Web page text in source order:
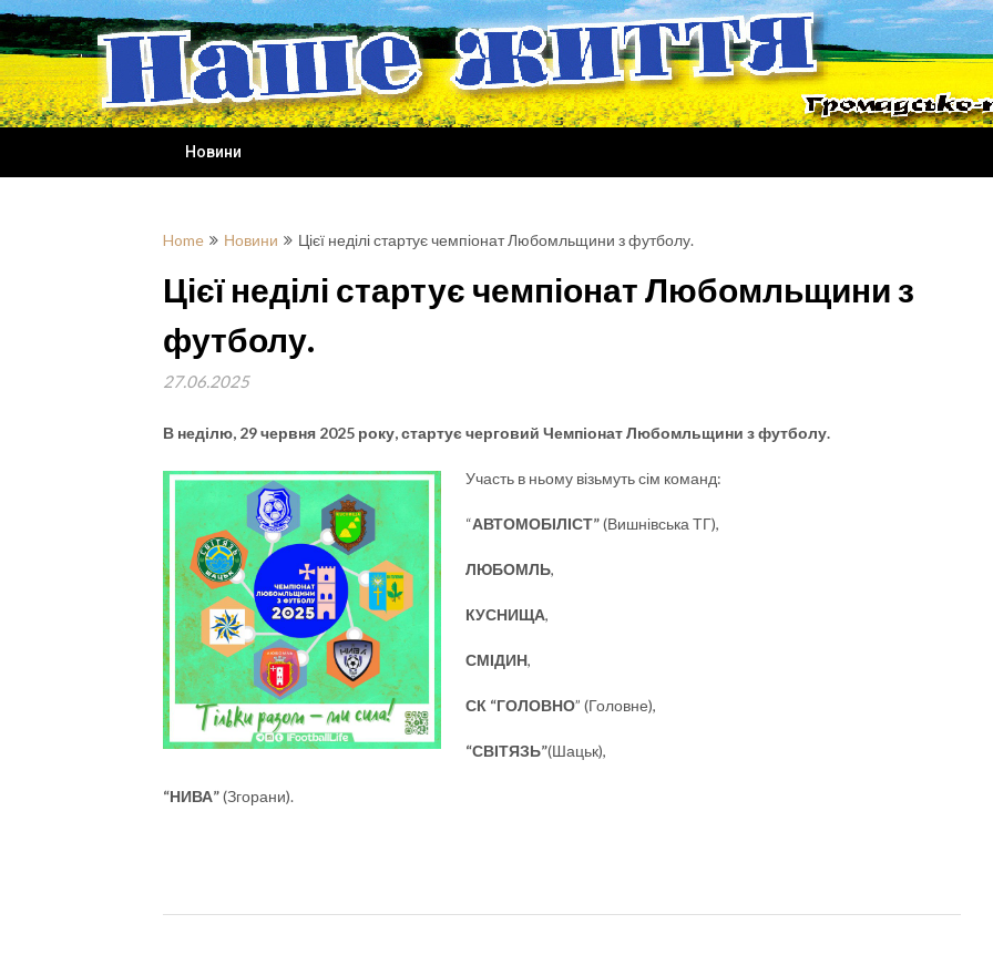
Skip
to
content
Новини
Home Новини Цієї неділі стартує чемпіонат Любомльщини з футболу.
Цієї неділі стартує чемпіонат Любомльщини з
футболу.
27.06.2025
В неділю, 29 червня 2025 року, стартує черговий Чемпіонат Любомльщини з футболу.
Участь в ньому візьмуть сім команд:
“АВТОМОБІЛІСТ”(Вишнівська ТГ),
ЛЮБОМЛЬ,
КУСНИЩА,
СМІДИН,
СК “ГОЛОВНО” (Головне),
“СВІТЯЗЬ”(Шацьк),
“НИВА”(Згорани).